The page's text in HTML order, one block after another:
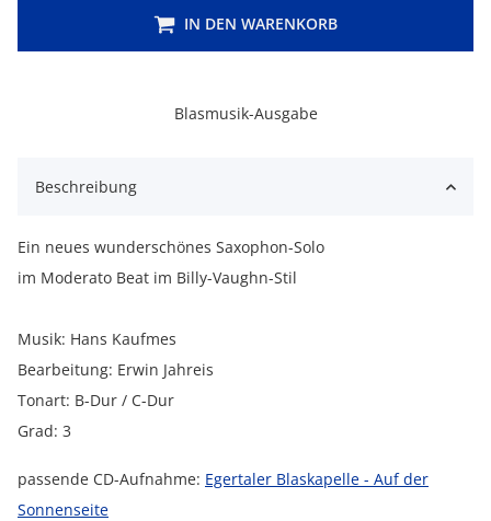
Blasmusik-Ausgabe
IN DEN WARENKORB
Beschreibung
Ein neues wunderschönes Saxophon-Solo
im Moderato Beat im Billy-Vaughn-Stil
Musik: Hans Kaufmes
Bearbeitung: Erwin Jahreis
Tonart: B-Dur / C-Dur
Grad: 3
passende CD-Aufnahme: Egertaler Blaskapelle - Auf der
Sonnenseite